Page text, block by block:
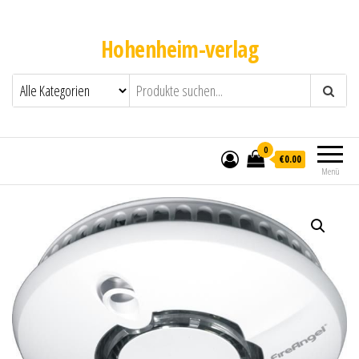
Hohenheim-verlag
Menü
0
€0.00